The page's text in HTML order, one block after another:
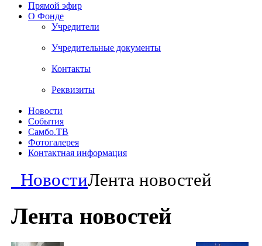
Прямой эфир
О Фонде
Учредители
Учредительные документы
Контакты
Реквизиты
Новости
События
Самбо.ТВ
Фотогалерея
Контактная информация
НовостиЛента новостей
Лента новостей